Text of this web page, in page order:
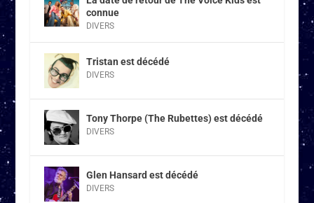
connue
DIVERS
Tristan est décédé
DIVERS
Tony Thorpe (The Rubettes) est décédé
DIVERS
Glen Hansard est décédé
DIVERS